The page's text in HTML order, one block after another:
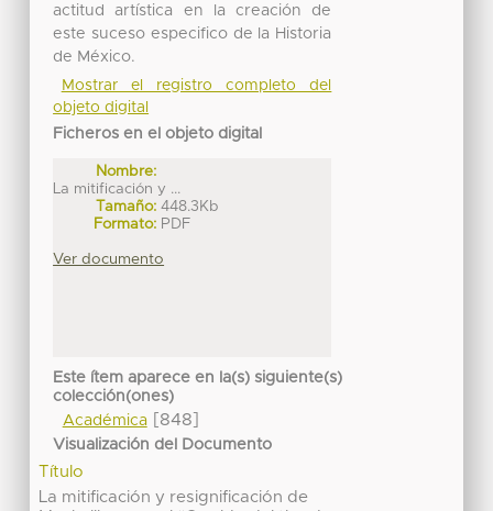
actitud artística en la creación de
este suceso especifico de la Historia
de México.
Mostrar el registro completo del
objeto digital
Ficheros en el objeto digital
Nombre:
La mitificación y ...
Tamaño: 448.3Kb
Formato: PDF
Ver documento
Este ítem aparece en la(s) siguiente(s)
colección(ones)
Académica[848]
Visualización del Documento
Título
La mitificación y resignificación de